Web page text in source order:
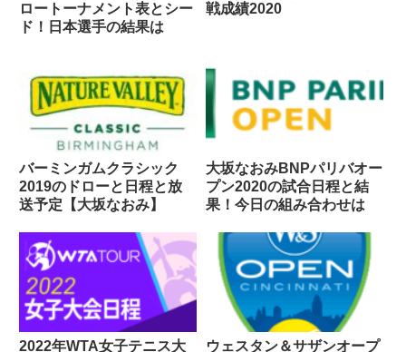
ロートーナメント表とシー
ド！日本選手の結果は
戦成績2020
バーミンガムクラシック
2019のドローと日程と放
送予定【大坂なおみ】
大坂なおみBNPパリバオー
プン2020の試合日程と結
果！今日の組み合わせは
2022年WTA女子テニス大
ウェスタン＆サザンオープ